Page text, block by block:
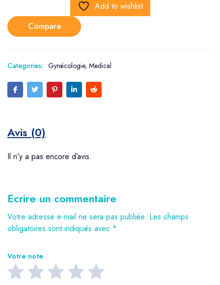
Add to wishlist
Compare
Categories: Gynécologie, Medical
Avis (0)
Il n’y a pas encore d’avis.
Ecrire un commentaire
Votre adresse e-mail ne sera pas publiée. Les champs
obligatoires sont indiqués avec *
Votre note